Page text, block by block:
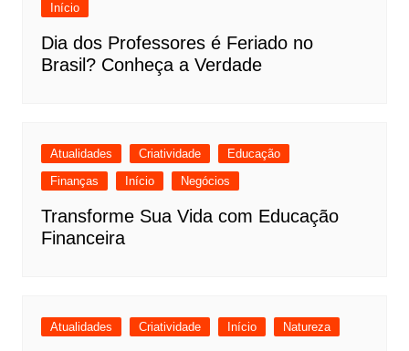
Início
Dia dos Professores é Feriado no
Brasil? Conheça a Verdade
Atualidades Criatividade
Educação
Finanças
Início Negócios
Transforme Sua Vida com Educação
Financeira
Atualidades Criatividade Início Natureza